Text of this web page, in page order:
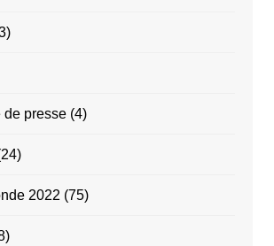
de presse(4)
2022 (75)